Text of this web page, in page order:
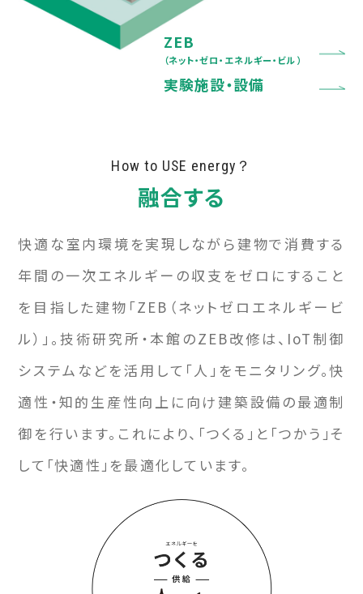
ZEB
（ネット・ゼロ・エネルギー・ビル）
実験施設・設備
How to USE energy？
融合する
快適な室内環境を実現しながら建物で消費する
年間の一次エネルギーの収支をゼロにすること
を目指した建物「ZEB（ネットゼロエネルギービ
ル）」。技術研究所・本館のZEB改修は、IoT制御
システムなどを活用して「人」をモニタリング。快
適性・知的生産性向上に向け建築設備の最適制
御を行います。これにより、「つくる」と「つかう」そ
して「快適性」を最適化しています。